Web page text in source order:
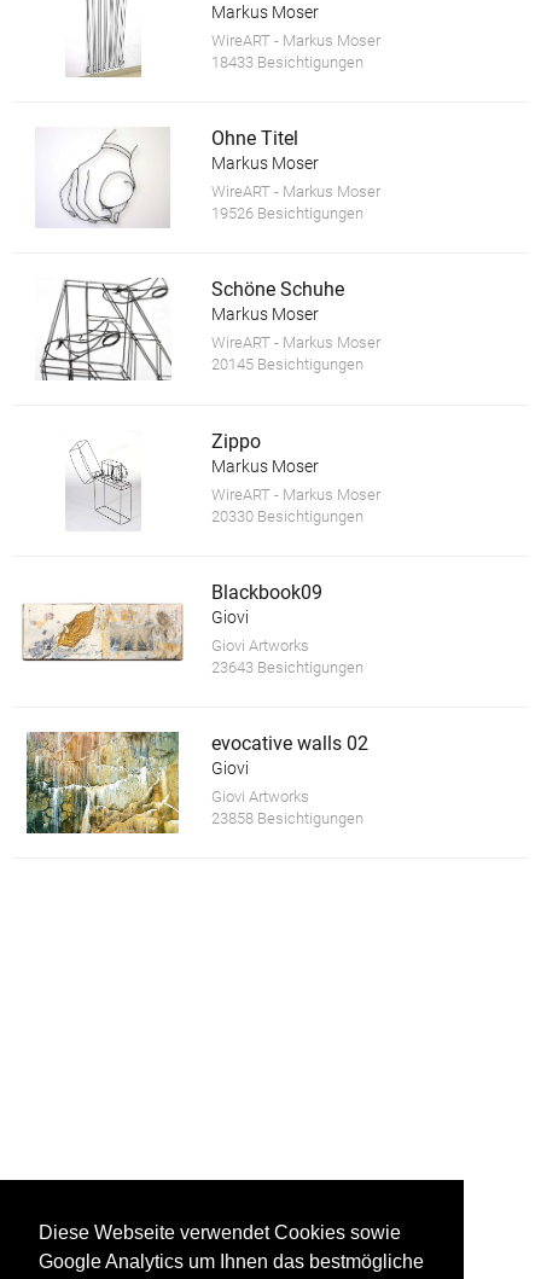
Diese Webseite verwendet Cookies sowie
Google Analytics um Ihnen das bestmögliche
Markus Moser
WireART - Markus Moser
18433 Besichtigungen
Ohne Titel
Markus Moser
WireART - Markus Moser
19526 Besichtigungen
Schöne Schuhe
Markus Moser
WireART - Markus Moser
20145 Besichtigungen
Zippo
Markus Moser
WireART - Markus Moser
20330 Besichtigungen
Blackbook09
Giovi
Giovi Artworks
23643 Besichtigungen
evocative walls 02
Giovi
Giovi Artworks
23858 Besichtigungen